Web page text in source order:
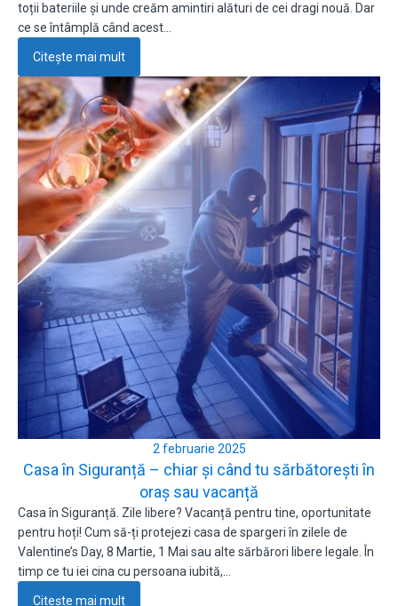
toții bateriile și unde creăm amintiri alături de cei dragi nouă. Dar
ce se întâmplă când acest…
Citește mai mult
2 februarie 2025
Casa în Siguranță – chiar și când tu sărbătorești în
oraș sau vacanță
Casa în Siguranță. Zile libere? Vacanță pentru tine, oportunitate
pentru hoți! Cum să-ți protejezi casa de spargeri în zilele de
Valentine’s Day, 8 Martie, 1 Mai sau alte sărbărori libere legale. În
timp ce tu iei cina cu persoana iubită,…
Citește mai mult